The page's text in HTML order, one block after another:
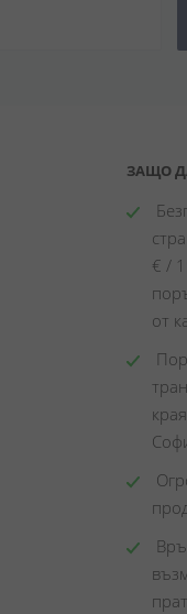
ЗАЩО
€ /
от